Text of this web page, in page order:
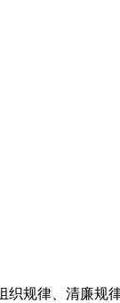
规律、清廉规